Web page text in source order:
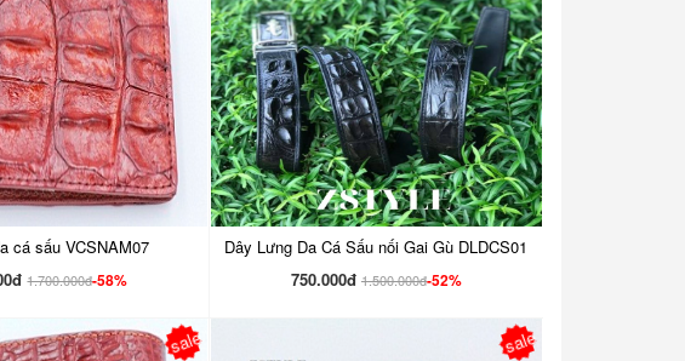
cá sấu VCSNAM07
1.700.000đ-58%
Dây Lưng Da Cá Sấu nối Gai Gù DLDCS01
750.000đ 1.500.000đ-52%
sale sale